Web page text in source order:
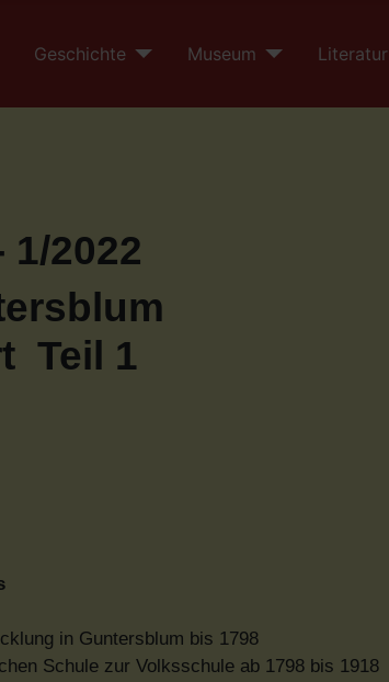
Geschichte Museum Literatur
2022
Teil 1
in Guntersblum bis 1798
Schule zur Volksschule ab 1798 bis 1918